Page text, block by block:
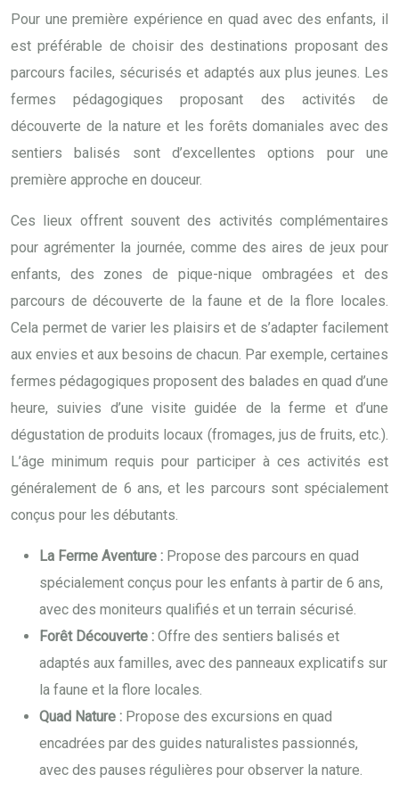
Pour une première expérience en quad avec des enfants, il
est préférable de choisir des destinations proposant des
parcours faciles, sécurisés et adaptés aux plus jeunes. Les
fermes pédagogiques proposant des activités de
découverte de la nature et les forêts domaniales avec des
sentiers balisés sont d’excellentes options pour une
première approche en douceur.
Ces lieux offrent souvent des activités complémentaires
pour agrémenter la journée, comme des aires de jeux pour
enfants, des zones de pique-nique ombragées et des
parcours de découverte de la faune et de la flore locales.
Cela permet de varier les plaisirs et de s’adapter facilement
aux envies et aux besoins de chacun. Par exemple, certaines
fermes pédagogiques proposent des balades en quad d’une
heure, suivies d’une visite guidée de la ferme et d’une
dégustation de produits locaux (fromages, jus de fruits, etc.).
L’âge minimum requis pour participer à ces activités est
généralement de 6 ans, et les parcours sont spécialement
conçus pour les débutants.
La Ferme Aventure : Propose des parcours en quad
spécialement conçus pour les enfants à partir de 6 ans,
avec des moniteurs qualifiés et un terrain sécurisé.
Forêt Découverte : Offre des sentiers balisés et
adaptés aux familles, avec des panneaux explicatifs sur
la faune et la flore locales.
Quad Nature : Propose des excursions en quad
encadrées par des guides naturalistes passionnés,
avec des pauses régulières pour observer la nature.